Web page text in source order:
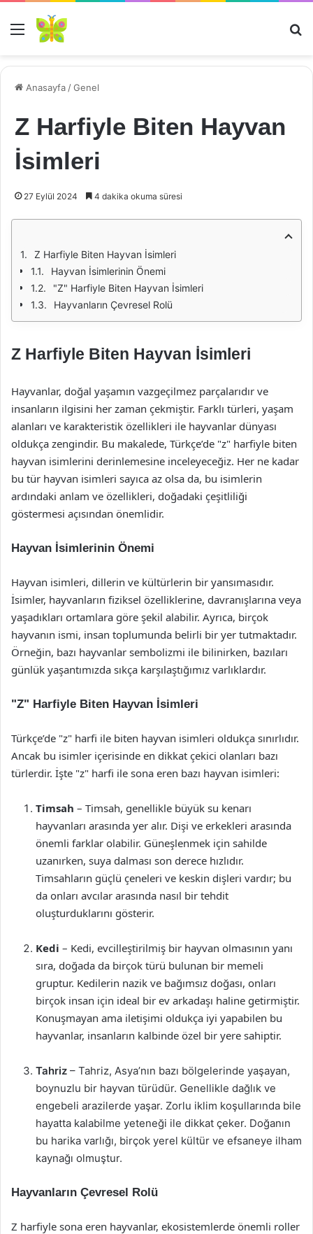
Menü
Anasayfa /Genel
Z Harfiyle Biten Hayvan
İsimleri
27 Eylül 2024 4 dakika okuma süresi
Z Harfiyle Biten Hayvan İsimleri
Hayvan İsimlerinin Önemi
"Z" Harfiyle Biten Hayvan İsimleri
Hayvanların Çevresel Rolü
Z Harfiyle Biten Hayvan İsimleri
Hayvanlar, doğal yaşamın vazgeçilmez parçalarıdır ve
insanların ilgisini her zaman çekmiştir. Farklı türleri, yaşam
alanları ve karakteristik özellikleri ile hayvanlar dünyası
oldukça zengindir. Bu makalede, Türkçe’de "z" harfiyle biten
hayvan isimlerini derinlemesine inceleyeceğiz. Her ne kadar
bu tür hayvan isimleri sayıca az olsa da, bu isimlerin
ardındaki anlam ve özellikleri, doğadaki çeşitliliği
göstermesi açısından önemlidir.
Hayvan İsimlerinin Önemi
Hayvan isimleri, dillerin ve kültürlerin bir yansımasıdır.
İsimler, hayvanların fiziksel özelliklerine, davranışlarına veya
yaşadıkları ortamlara göre şekil alabilir. Ayrıca, birçok
hayvanın ismi, insan toplumunda belirli bir yer tutmaktadır.
Örneğin, bazı hayvanlar sembolizmi ile bilinirken, bazıları
günlük yaşantımızda sıkça karşılaştığımız varlıklardır.
"Z" Harfiyle Biten Hayvan İsimleri
Türkçe’de "z" harfi ile biten hayvan isimleri oldukça sınırlıdır.
Ancak bu isimler içerisinde en dikkat çekici olanları bazı
türlerdir. İşte "z" harfi ile sona eren bazı hayvan isimleri:
Timsah – Timsah, genellikle büyük su kenarı
hayvanları arasında yer alır. Dişi ve erkekleri arasında
önemli farklar olabilir. Güneşlenmek için sahilde
uzanırken, suya dalması son derece hızlıdır.
Timsahların güçlü çeneleri ve keskin dişleri vardır; bu
da onları avcılar arasında nasıl bir tehdit
oluşturduklarını gösterir.
Kedi – Kedi, evcilleştirilmiş bir hayvan olmasının yanı
sıra, doğada da birçok türü bulunan bir memeli
gruptur. Kedilerin nazik ve bağımsız doğası, onları
birçok insan için ideal bir ev arkadaşı haline getirmiştir.
Konuşmayan ama iletişimi oldukça iyi yapabilen bu
hayvanlar, insanların kalbinde özel bir yere sahiptir.
Tahriz – Tahriz, Asya’nın bazı bölgelerinde yaşayan,
boynuzlu bir hayvan türüdür. Genellikle dağlık ve
engebeli arazilerde yaşar. Zorlu iklim koşullarında bile
hayatta kalabilme yeteneği ile dikkat çeker. Doğanın
bu harika varlığı, birçok yerel kültür ve efsaneye ilham
kaynağı olmuştur.
Hayvanların Çevresel Rolü
Z harfiyle sona eren hayvanlar, ekosistemlerde önemli roller